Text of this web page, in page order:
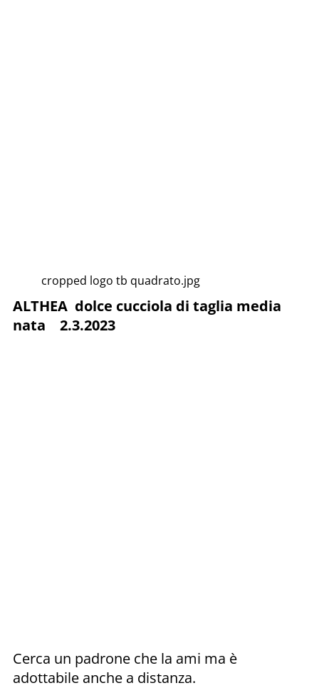
cropped logo tb quadrato.jpg
ALTHEA dolce cucciola di taglia media
nata 2.3.2023
Cerca un padrone che la ami ma è
adottabile anche a distanza.